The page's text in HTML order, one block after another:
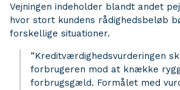
Vejningen indeholder blandt andet
hvor stort kundens rådighedsbeløb
forskellige situationer.
”Kreditværdighedsvurderingen
forbrugeren mod at knække
forbrugsgæld. Formålet med